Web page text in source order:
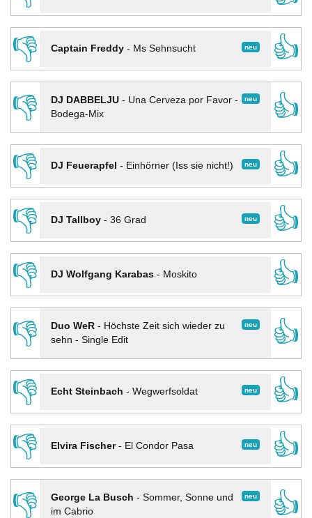
👎
neu
Captain Freddy- Ms Sehnsucht
👍
👎
neu
DJ DABBELJU- Una Cerveza por Favor -
Bodega-Mix
👍
👎
neu
DJ Feuerapfel - Einhörner (Iss sie nicht!)
👍
👎
neu
DJ Tallboy- 36 Grad
👍
👎
DJ Wolfgang Karabas- Moskito
👍
👎
neu
Duo WeR- Höchste Zeit sich wieder zu
sehn - Single Edit
👍
👎
neu
Echt Steinbach - Wegwerfsoldat
👍
👎
neu
Elvira Fischer- El Condor Pasa
👍
👎
neu
George La Busch - Sommer, Sonne und
im Cabrio
👍